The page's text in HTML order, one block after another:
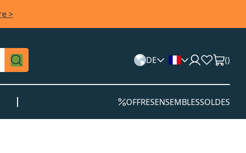
>
DE ()
OFFRESENSEMBLESSOLDES